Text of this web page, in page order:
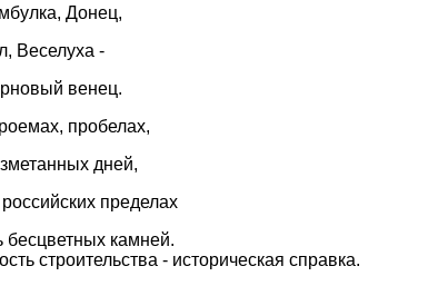
Донец,
Веселуха -
венец.
пробелах,
дней,
пределах
бесцветных камней.
строительства - историческая справка.